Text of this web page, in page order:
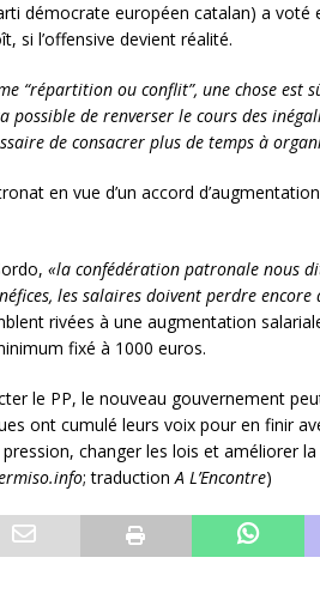
démocrate européen catalan) a
si l’offensive devient réalité.
“répartition ou conflit”, une chose est
de renverser le cours des
de consacrer plus de temps à
en vue d’un accord
«la confédération patronale nous
les salaires doivent perdre
rivées à une augmentation
fixé à 1000 euros.
le PP, le nouveau gouvernement
ont cumulé leurs voix pour en finir
changer les lois et améliorer
.info; traductionA L’Encontre)